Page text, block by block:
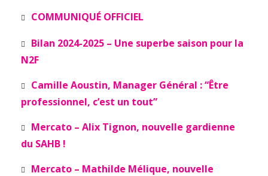
COMMUNIQUÉ OFFICIEL
Bilan 2024-2025 – Une superbe saison pour la
N2F
Camille Aoustin, Manager Général : “Être
professionnel, c’est un tout”
Mercato – Alix Tignon, nouvelle gardienne
du SAHB !
Mercato – Mathilde Mélique, nouvelle